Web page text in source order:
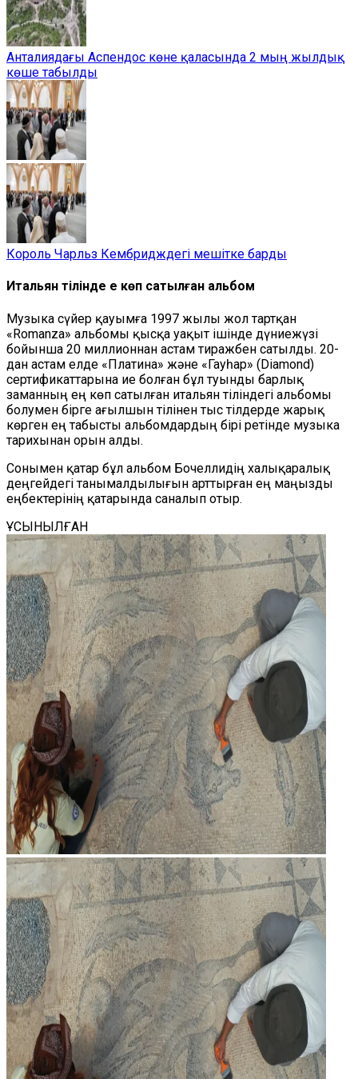
Анталиядағы Аспендос көне қаласында 2 мың жылдық
көше табылды
Король Чарльз Кембридждегі мешітке барды
Итальян тілінде ең көп сатылған альбом
Музыка сүйер қауымға 1997 жылы жол тартқан
«Romanza» альбомы қысқа уақыт ішінде дүниежүзі
бойынша 20 миллионнан астам тиражбен сатылды. 20-
дан астам елде «Платина» және «Гауһар» (Diamond)
сертификаттарына ие болған бұл туынды барлық
заманның ең көп сатылған итальян тіліндегі альбомы
болумен бірге ағылшын тілінен тыс тілдерде жарық
көрген ең табысты альбомдардың бірі ретінде музыка
тарихынан орын алды.
Сонымен қатар бұл альбом Бочеллидің халықаралық
деңгейдегі танымалдылығын арттырған ең маңызды
еңбектерінің қатарында саналып отыр.
ҰСЫНЫЛҒАН